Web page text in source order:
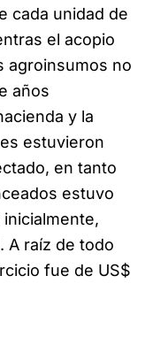
cada unidad de
el acopio
agroinsumos no
años
y la
estuvieron
en tanto
estuvo
A raíz de todo
fue de US$